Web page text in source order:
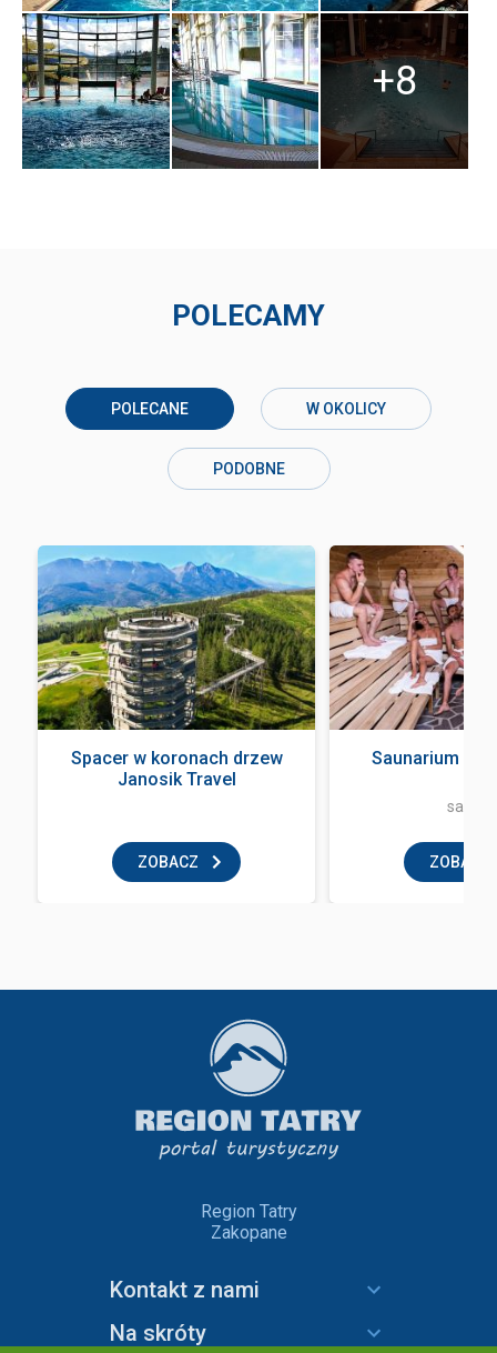
+8
POLECAMY
POLECANE W OKOLICY
PODOBNE
Spacer w koronach drzew
Janosik Travel
ZOBACZ
Saunarium
sauna
ZOBACZ
Region Tatry
Zakopane
Kontakt z nami
Na skróty